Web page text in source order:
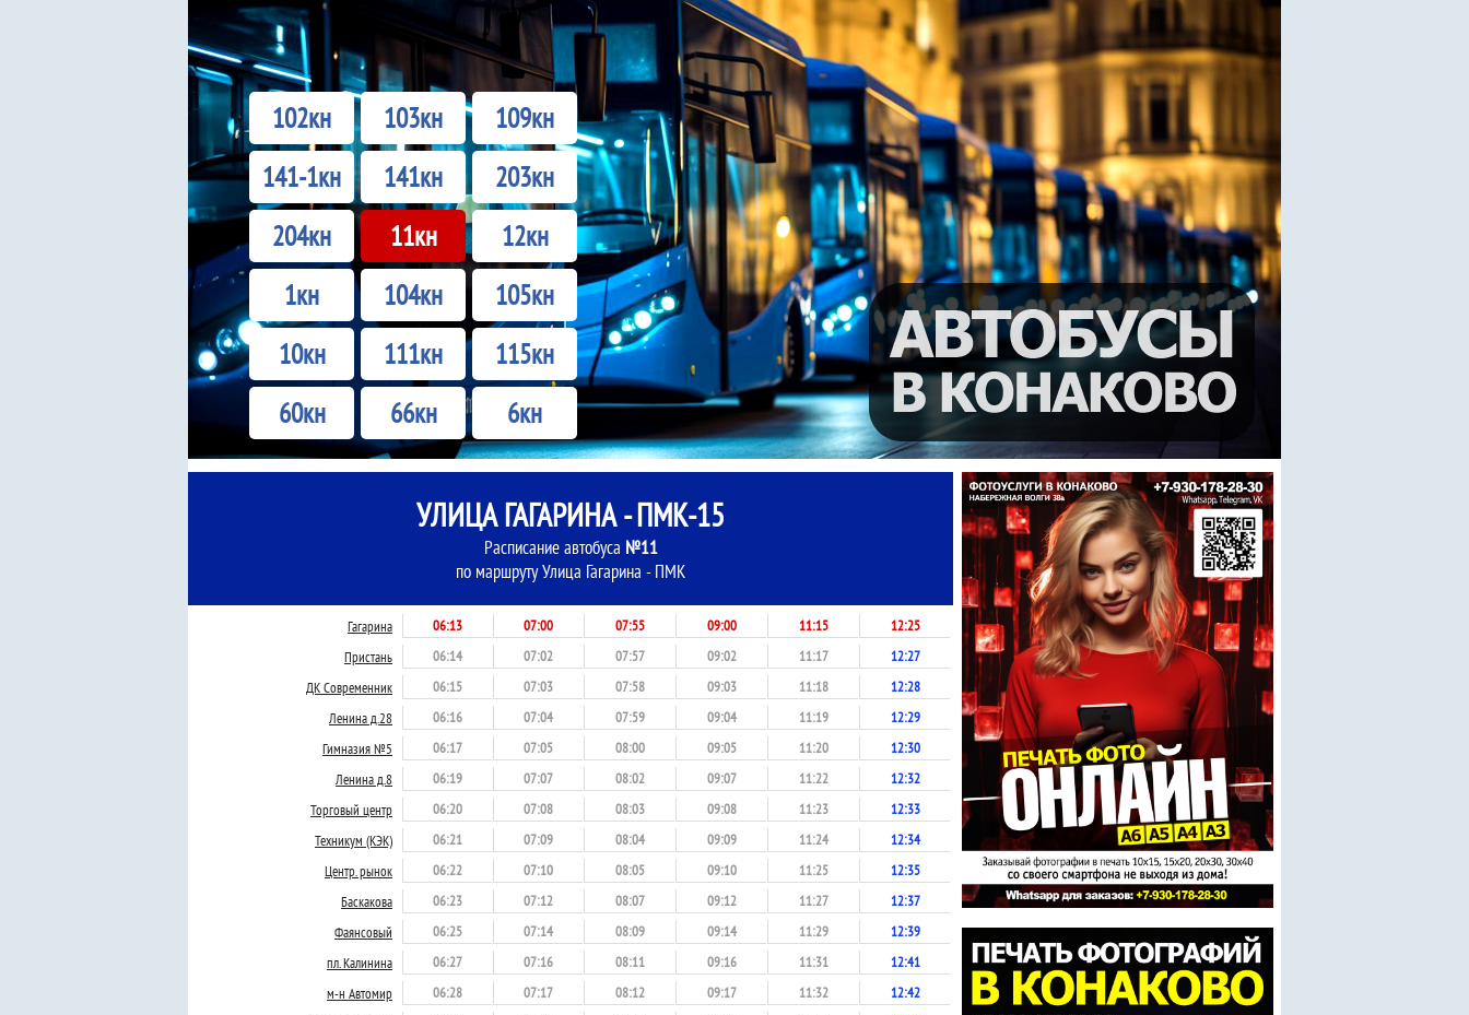
102кн 103кн
109кн
141-1кн
141кн
203кн
204кн
11кн
12кн
1кн
104кн
105кн
10кн
111кн
115кн
60кн
66кн 6кн
УЛИЦА ГАГАРИНА - ПМК-15
Расписание автобуса №11
по маршруту Улица Гагарина - ПМК
Гагарина 06:13 07:00 07:55 09:00 11:15
12:25
Пристань
06:14 07:02 07:57 09:02 11:17
12:27
ДК Современник
06:15 07:03 07:58 09:03 11:18
12:28
Ленина д.28
06:16 07:04 07:59 09:04 11:19
12:29
Гимназия №5
06:17 07:05 08:00 09:05 11:20
12:30
Ленина д.8
06:19 07:07 08:02 09:07 11:22
12:32
Торговый центр
06:20 07:08 08:03 09:08 11:23
12:33
Техникум (КЭК)
06:21 07:09 08:04 09:09 11:24
12:34
Центр. рынок
06:22 07:10 08:05 09:10 11:25
12:35
Баскакова
06:23 07:12 08:07 09:12 11:27
12:37
Фаянсовый
06:25 07:14 08:09 09:14 11:29
12:39
пл. Калинина
06:27 07:16 08:11 09:16 11:31
12:41
м-н Автомир
06:28 07:17 08:12 09:17 11:32
12:42